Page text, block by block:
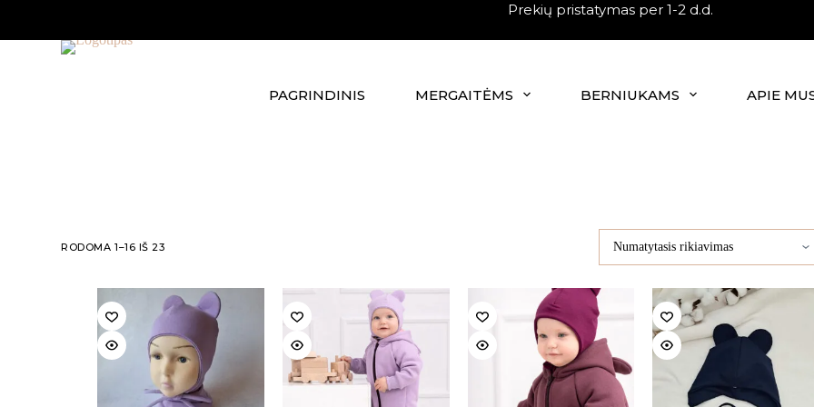
content
Prekių pristatymas per 1-2 d.d.
PAGRINDINIS MERGAITĖMS BERNIUKAMS APIE
RODOMA 1–16 IŠ 23